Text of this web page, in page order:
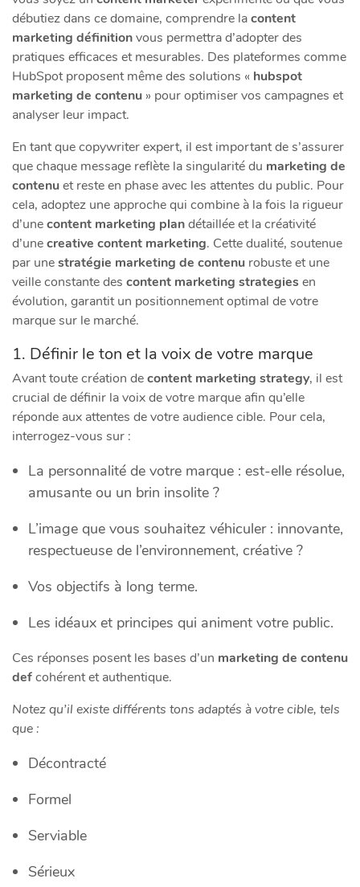
débutiez dans ce domaine, comprendre lacontent
marketing définitionvous permettra d’adopter des
pratiques efficaces et mesurables. Des plateformes comme
HubSpot proposent même des solutions « hubspot
marketing de contenu » pour optimiser vos campagnes et
analyser leur impact.
En tant que copywriter expert, il est important de s’assurer
que chaque message reflète la singularité du marketing de
contenuet reste en phase avec les attentes du public. Pour
cela, adoptez une approche qui combine à la fois la rigueur
d’unecontent marketing plandétaillée et la créativité
d’unecreative content marketing. Cette dualité, soutenue
par unestratégie marketing de contenu robuste et une
veille constante des content marketing strategiesen
évolution, garantit un positionnement optimal de votre
marque sur le marché.
1. Définir le ton et la voix de votre marque
Avant toute création decontent marketing strategy, il est
crucial de définir la voix de votre marque afin qu’elle
réponde aux attentes de votre audience cible. Pour cela,
interrogez-vous sur :
La personnalité de votre marque : est-elle résolue,
amusante ou un brin insolite ?
L’image que vous souhaitez véhiculer : innovante,
respectueuse de l’environnement, créative ?
Vos objectifs à long terme.
Les idéaux et principes qui animent votre public.
Ces réponses posent les bases d’un marketing de contenu
defcohérent et authentique.
Notez qu’il existe différents tons adaptés à votre cible, tels
que :
Décontracté
Formel
Serviable
Sérieux